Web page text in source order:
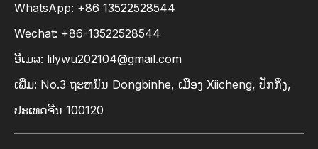
WhatsApp: +86 13522528544
Wechat: +86-13522528544
ອີເມລ: lilywu202104@gmail.com
ເພີ່ມ​: No.3 ຖະ​ຫນົນ Dongbinhe​, ເມືອງ Xiicheng​, ປັກ​ກິ່ງ​,
ປະ​ເທດ​ຈີນ 100120